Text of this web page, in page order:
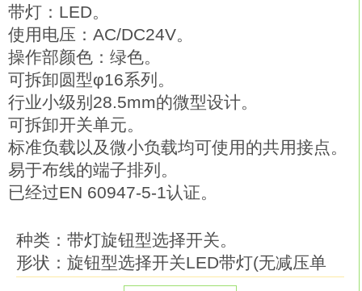
带灯：LED。
使用电压：AC/DC24V。
操作部颜色：绿色。
可拆卸圆型φ16系列。
行业小级别28.5mm的微型设计。
可拆卸开关单元。
标准负载以及微小负载均可使用的共用接点。
易于布线的端子排列。
已经过EN 60947-5-1认证。
种类：带灯旋钮型选择开关。
形状：旋钮型选择开关LED带灯(无减压单